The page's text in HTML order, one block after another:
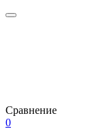
Сравнение
0